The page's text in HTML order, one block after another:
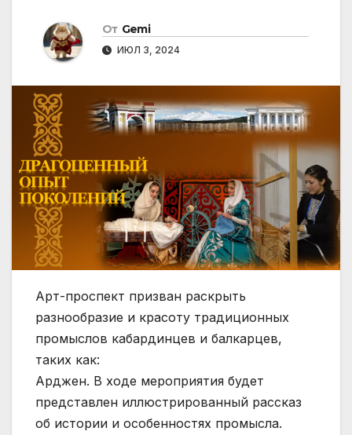
От Gemi
ИЮЛ 3, 2024
Арт-проспект призван раскрыть
разнообразие и красоту традиционных
промыслов кабардинцев и балкарцев,
таких как:
Арджен. В ходе мероприятия будет
представлен иллюстрированный рассказ
об истории и особенностях промысла.